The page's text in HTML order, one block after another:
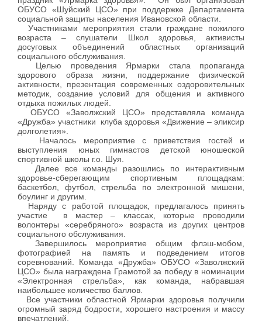
ОБУСО «Шуйский ЦСО» при поддержке Департамента
социальной защиты населения Ивановской области.
Участниками мероприятия стали граждане пожилого
возраста – слушатели Школ здоровья, активисты
досуговых объединений областных организаций
социального обслуживания.
Целью проведения Ярмарки стала пропаганда
здорового образа жизни, поддержание физической
активности, презентация современных оздоровительных
методик, создание условий для общения и активного
отдыха пожилых людей.
ОБУСО «Заволжский ЦСО» представляла команда
«Дружба» участники клуба здоровья «Движение – эликсир
долголетия».
Началось мероприятие с приветствия гостей и
выступления юных гимнастов детской юношеской
спортивной школы г.о. Шуя.
Далее все команды разошлись по интерактивным
здоровье-сберегающим спортивным площадкам:
баскетбол, футбол, стрельба по электронной мишени,
боулинг и другим.
Наряду с работой площадок, предлагалось принять
участие в мастер – классах, которые проводили
волонтеры «серебряного» возраста из других центров
социального обслуживания.
Завершилось мероприятие общим флэш-мобом,
фотографией на память и подведением итогов
соревнований. Команда «Дружба» ОБУСО «Заволжский
ЦСО» была награждена Грамотой за победу в номинации
«Электронная стрельба», как команда, набравшая
наибольшее количество баллов.
Все участники областной Ярмарки здоровья получили
огромный заряд бодрости, хорошего настроения и массу
впечатлений.